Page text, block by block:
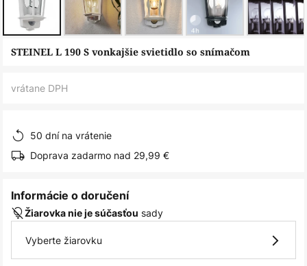
Preskočiť
STEINEL L 190 S vonkajšie svietidlo so snímačom
vrátane DPH
50 dní na vrátenie
Doprava zadarmo nad 29,99 €
Informácie o doručení
Žiarovka nie je súčasťou sady
Vyberte žiarovku